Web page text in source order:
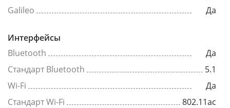
Galileo
Да
Интерфейсы
Bluetooth
Да
Стандарт Bluetooth
5.1
Wi-Fi
Да
Стандарт Wi-Fi
802.11ac